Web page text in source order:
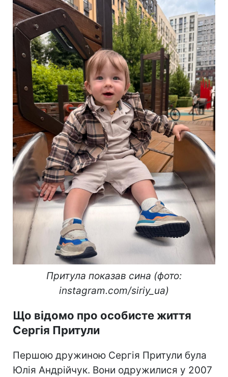
Притула показав сина (фото:
instagram.com/siriy_ua)
Що відомо про особисте життя
Сергія Притули
Першою дружиною Сергія Притули була
Юлія Андрійчук. Вони одружилися у 2007